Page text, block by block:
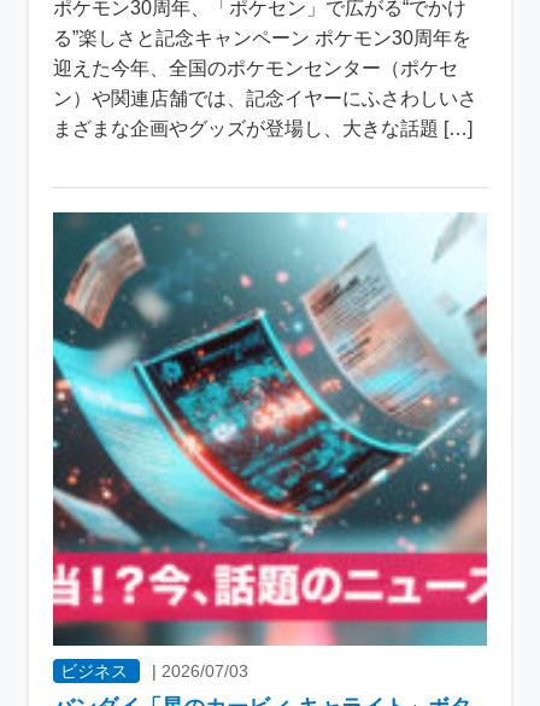
ポケモン30周年、「ポケセン」で広がる“でかけ
る”楽しさと記念キャンペーン ポケモン30周年を
迎えた今年、全国のポケモンセンター（ポケセ
ン）や関連店舗では、記念イヤーにふさわしいさ
まざまな企画やグッズが登場し、大きな話題 […]
ビジネス | 2026/07/03